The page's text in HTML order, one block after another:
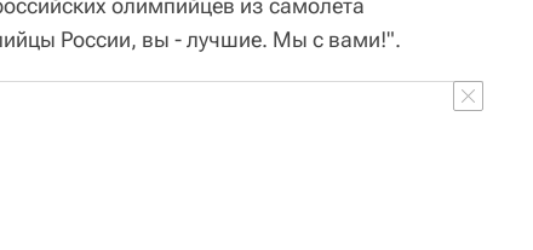
олимпийцев из самолета
России, вы - лучшие. Мы с вами!".